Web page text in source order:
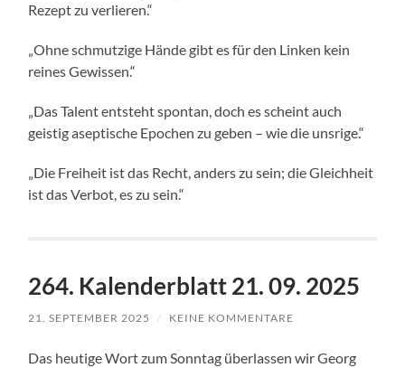
Rezept zu verlieren.“
„Ohne schmutzige Hände gibt es für den Linken kein
reines Gewissen.“
„Das Talent entsteht spontan, doch es scheint auch
geistig aseptische Epochen zu geben – wie die unsrige.“
„Die Freiheit ist das Recht, anders zu sein; die Gleichheit
ist das Verbot, es zu sein.“
264. Kalenderblatt 21. 09. 2025
21. SEPTEMBER 2025 / KEINE KOMMENTARE
Das heutige Wort zum Sonntag überlassen wir Georg